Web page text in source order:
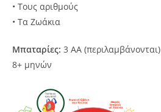
• Τους αριθμούς
• Τα Ζωάκια
Μπαταρίες: 3 ΑΑ (περιλαμβάνονται)
8+ μηνών